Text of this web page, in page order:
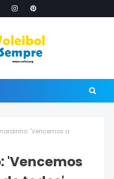
'Vencemos a
'Vencemos